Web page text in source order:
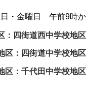
・金曜日 午前9時
四街道西中学校地
：四街道中学校地区
：千代田中学校地区